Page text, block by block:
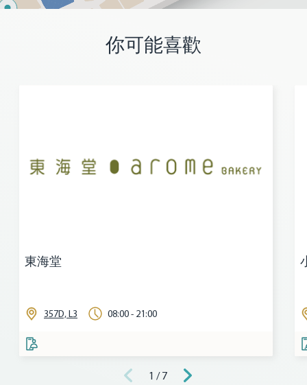
你可能喜歡
東海堂
357D, L3 08:00 - 21:00
1 / 7